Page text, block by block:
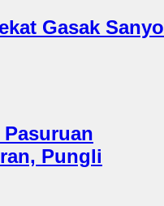
Gasak Sanyo
Pungli